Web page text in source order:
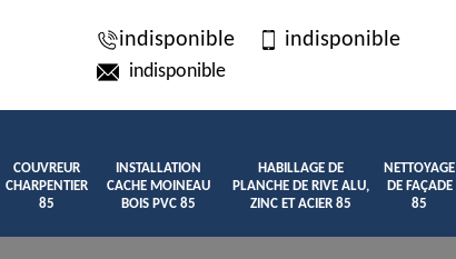
indisponible indisponible
indisponible
COUVREUR
CHARPENTIER
85
INSTALLATION
CACHE MOINEAU
BOIS PVC 85
HABILLAGE DE
PLANCHE DE RIVE ALU,
ZINC ET ACIER 85
NETTOYAGE
DE FAÇADE
85